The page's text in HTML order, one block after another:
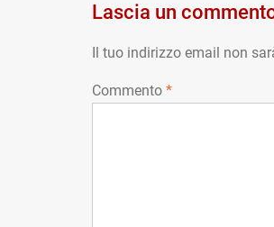
Lascia un
Il tuo indirizzo email non
Commento *